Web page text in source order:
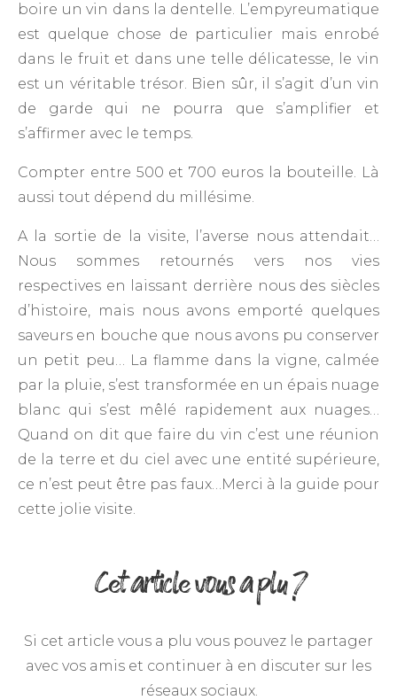
boire un vin dans la dentelle. L’empyreumatique
est quelque chose de particulier mais enrobé
dans le fruit et dans une telle délicatesse, le vin
est un véritable trésor. Bien sûr, il s’agit d’un vin
de garde qui ne pourra que s’amplifier et
s’affirmer avec le temps.
Compter entre 500 et 700 euros la bouteille. Là
aussi tout dépend du millésime.
A la sortie de la visite, l’averse nous attendait…
Nous sommes retournés vers nos vies
respectives en laissant derrière nous des siècles
d’histoire, mais nous avons emporté quelques
saveurs en bouche que nous avons pu conserver
un petit peu… La flamme dans la vigne, calmée
par la pluie, s’est transformée en un épais nuage
blanc qui s’est mêlé rapidement aux nuages…
Quand on dit que faire du vin c’est une réunion
de la terre et du ciel avec une entité supérieure,
ce n’est peut être pas faux…Merci à la guide pour
cette jolie visite.
Cet article vous a plu ?
Si cet article vous a plu vous pouvez le partager
avec vos amis et continuer à en discuter sur les
réseaux sociaux.